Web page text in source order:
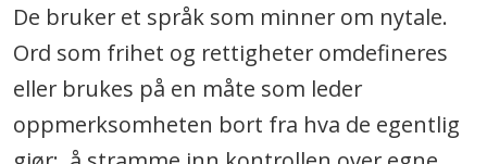
De bruker et språk som minner om nytale.
Ord som frihet og rettigheter omdefineres
eller brukes på en måte som leder
oppmerksomheten bort fra hva de egentlig